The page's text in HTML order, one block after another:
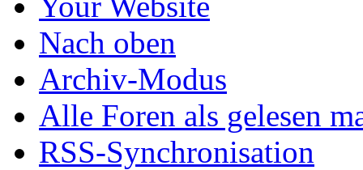
Nach oben
Archiv-Modus
Alle Foren als gelesen
RSS-Synchronisation